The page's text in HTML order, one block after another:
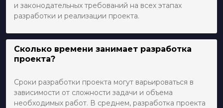
и законодательных требований на всех этапах
разработки и реализации проекта.
Сколько времени занимает разработка
проекта?
Сроки разработки проекта могут варьироваться в
зависимости от сложности задачи и объема
необходимых работ. В среднем, разработка проекта